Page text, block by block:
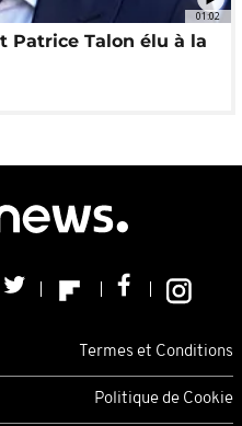
01:02
Patrice Talon élu à la
Termes et Conditions
Politique de Cookie